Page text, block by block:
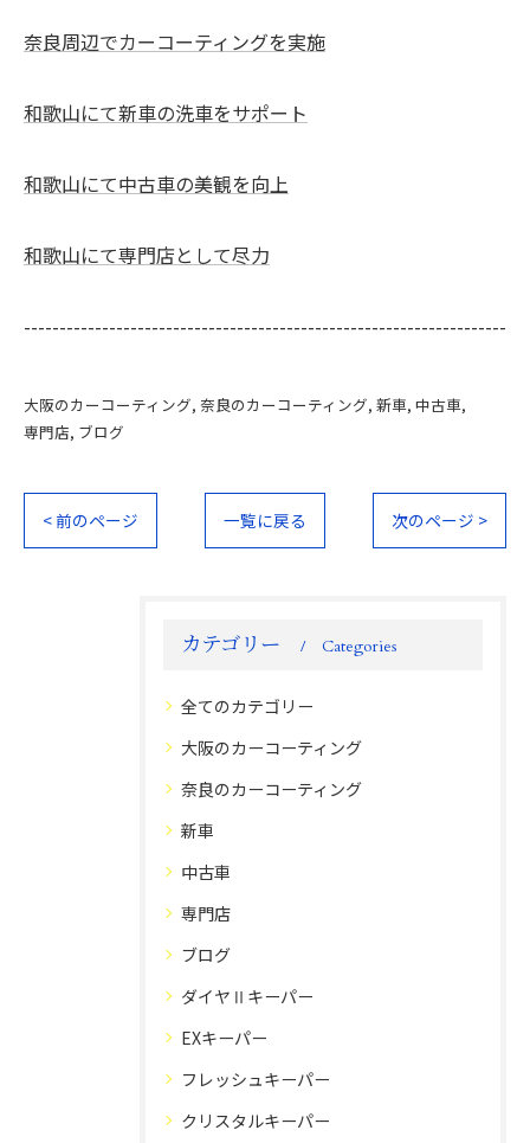
奈良周辺でカーコーティングを実施
和歌山にて新車の洗車をサポート
和歌山にて中古車の美観を向上
和歌山にて専門店として尽力
--------------------------------------------------------------------
大阪のカーコーティング 奈良のカーコーティング 新車 中古車
専門店 ブログ
< 前のページ 一覧に戻る 次のページ >
カテゴリー Categories
全てのカテゴリー
大阪のカーコーティング
奈良のカーコーティング
新車
中古車
専門店
ブログ
ダイヤⅡキーパー
EXキーパー
フレッシュキーパー
クリスタルキーパー